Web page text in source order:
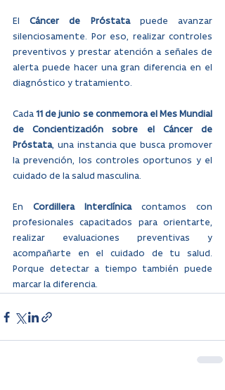
El Cáncer de Próstata puede avanzar
silenciosamente. Por eso, realizar controles
preventivos y prestar atención a señales de
alerta puede hacer una gran diferencia en el
diagnóstico y tratamiento.
Cada 11 de junio se conmemora el Mes Mundial
de Concientización sobre el Cáncer de
Próstata, una instancia que busca promover
la prevención, los controles oportunos y el
cuidado de la salud masculina.
En Cordillera Interclínica contamos con
profesionales capacitados para orientarte,
realizar evaluaciones preventivas y
acompañarte en el cuidado de tu salud.
Porque detectar a tiempo también puede
marcar la diferencia.